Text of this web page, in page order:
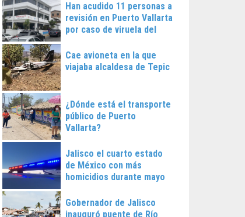
Han acudido 11 personas a
revisión en Puerto Vallarta
por caso de viruela del
Cae avioneta en la que
viajaba alcaldesa de Tepic
¿Dónde está el transporte
público de Puerto
Vallarta?
Jalisco el cuarto estado
de México con más
homicidios durante mayo
Gobernador de Jalisco
inauguró puente de Río